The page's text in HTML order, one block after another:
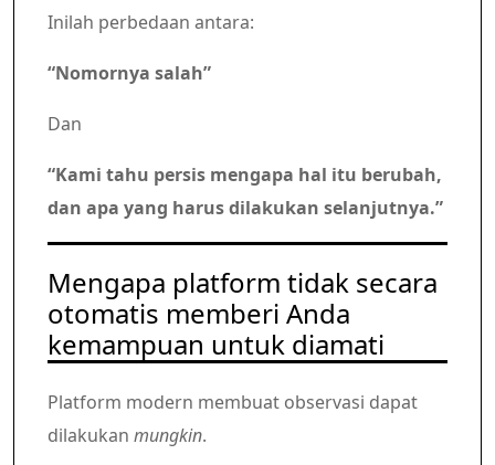
Inilah perbedaan antara:
“Nomornya salah”
Dan
“Kami tahu persis mengapa hal itu berubah,
dan apa yang harus dilakukan selanjutnya.”
Mengapa platform tidak secara
otomatis memberi Anda
kemampuan untuk diamati
Platform modern membuat observasi dapat
dilakukan mungkin.